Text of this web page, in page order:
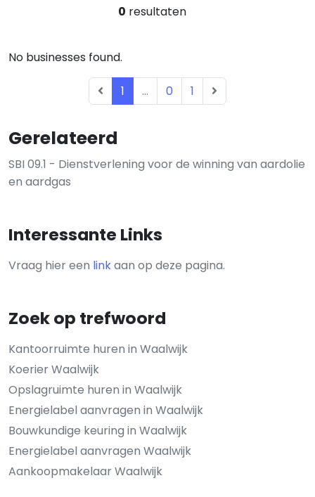
Gerelateerd
SBI 09.1 - Dienstverlening voor de winning van aardolie
en aardgas
Interessante Links
Vraag hier een linkaan op deze pagina.
Zoek op trefwoord
Kantoorruimte huren in Waalwijk
Koerier Waalwijk
Opslagruimte huren in Waalwijk
Energielabel aanvragen in Waalwijk
Bouwkundige keuring in Waalwijk
Energielabel aanvragen Waalwijk
Aankoopmakelaar Waalwijk
0 resultaten
No businesses found.
1 ... 0 1